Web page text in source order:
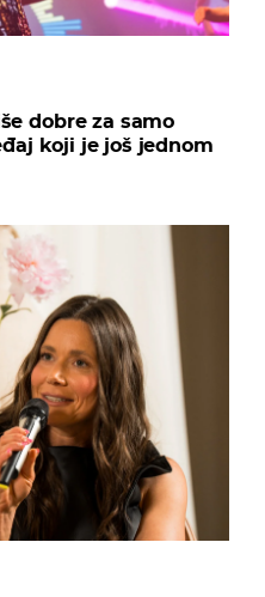
dobre za samo
koji je još jednom